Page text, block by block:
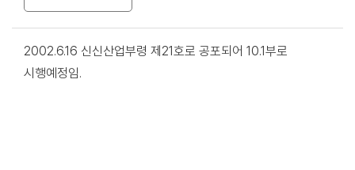
2002.6.16 신신산업부령 제21호로 공포되어 10.1부로
시행예정임.